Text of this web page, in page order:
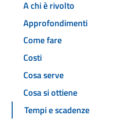
A chi è rivolto
Approfondimenti
Come fare
Costi
Cosa serve
Cosa si ottiene
Tempi e scadenze